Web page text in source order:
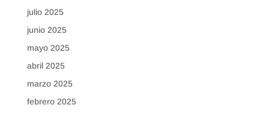
julio 2025
junio 2025
mayo 2025
abril 2025
marzo 2025
febrero 2025